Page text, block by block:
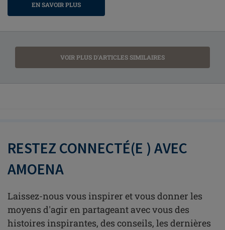
EN SAVOIR PLUS
VOIR PLUS D'ARTICLES SIMILAIRES
RESTEZ CONNECTÉ(E ) AVEC
AMOENA
Laissez-nous vous inspirer et vous donner les
moyens d'agir en partageant avec vous des
histoires inspirantes, des conseils, les dernières